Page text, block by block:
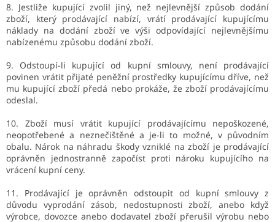
8. Jestliže kupující zvolil jiný, než nejlevnější způsob dodání
zboží, který prodávající nabízí, vrátí prodávající kupujícímu
náklady na dodání zboží ve výši odpovídající nejlevnějšímu
nabízenému způsobu dodání zboží.
9. Odstoupí-li kupující od kupní smlouvy, není prodávající
povinen vrátit přijaté peněžní prostředky kupujícímu dříve, než
mu kupující zboží předá nebo prokáže, že zboží prodávajícímu
odeslal.
10. Zboží musí vrátit kupující prodávajícímu nepoškozené,
neopotřebené a neznečištěné a je-li to možné, v původním
obalu. Nárok na náhradu škody vzniklé na zboží je prodávající
oprávněn jednostranně započíst proti nároku kupujícího na
vrácení kupní ceny.
11. Prodávající je oprávněn odstoupit od kupní smlouvy z
důvodu vyprodání zásob, nedostupnosti zboží, anebo když
výrobce, dovozce anebo dodavatel zboží přerušil výrobu nebo